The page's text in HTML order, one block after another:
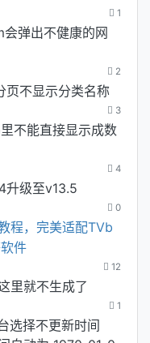
1
弹出不健康的网
2
页不显示分类名称
3
不能直接显示成数
4
升级至v13.5
0
程，完美适配TVb
件
12
里就不生成了
1
选择不更新时间